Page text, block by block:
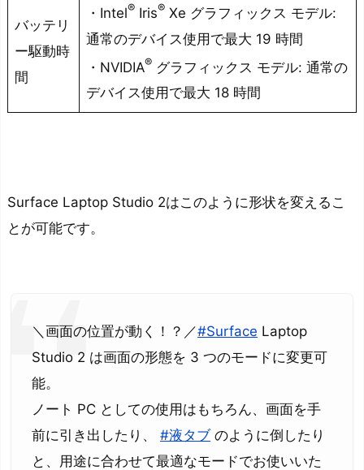
バッテリ
ー駆動時
間
・Intel® Iris® Xe グラフィックス モデル:
通常のデバイス使用で最大 19 時間
・NVIDIA® グラフィックス モデル: 通常の
デバイス使用で最大 18 時間
Surface Laptop Studio 2はこのように形状を変えるこ
とが可能です。
＼画面の位置が動く！？／#Surface Laptop
Studio 2 は画面の形態を 3 つのモードに変更可
能。
ノート PC としての使用はもちろん、画面を手
前に引き出したり、 #液タブのように倒したり
と、用途に合わせて最適なモードでお使いいた